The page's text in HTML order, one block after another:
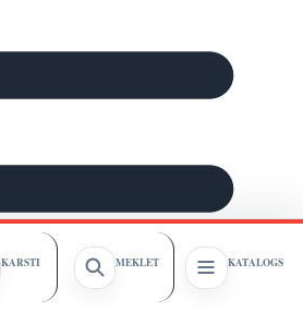
KARSTI MEKLĒT KATALOGS